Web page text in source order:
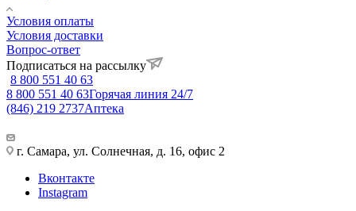
Условия оплаты
Условия доставки
Вопрос-ответ
Подписаться на рассылку
8 800 551 40 63
8 800 551 40 63Горячая линия 24/7
(846) 219 2737Аптека
г. Самара, ул. Солнечная, д. 16, офис 2
Вконтакте
Instagram